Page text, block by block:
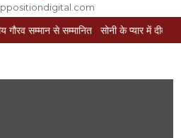
सम्मानित सोनी के प्यार में दीवानी सीता पहुंची मेरठ